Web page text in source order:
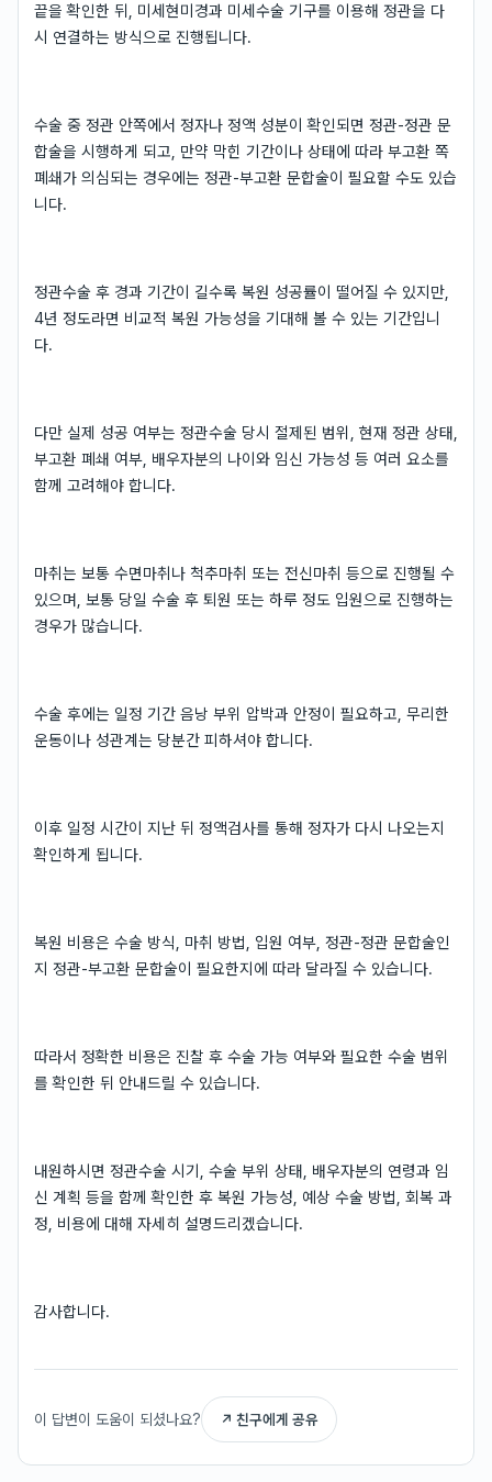
끝을 확인한 뒤, 미세현미경과 미세수술 기구를 이용해 정관을 다
시 연결하는 방식으로 진행됩니다.
수술 중 정관 안쪽에서 정자나 정액 성분이 확인되면 정관-정관 문
합술을 시행하게 되고, 만약 막힌 기간이나 상태에 따라 부고환 쪽
폐쇄가 의심되는 경우에는 정관-부고환 문합술이 필요할 수도 있습
니다.
정관수술 후 경과 기간이 길수록 복원 성공률이 떨어질 수 있지만,
4년 정도라면 비교적 복원 가능성을 기대해 볼 수 있는 기간입니
다.
다만 실제 성공 여부는 정관수술 당시 절제된 범위, 현재 정관 상태,
부고환 폐쇄 여부, 배우자분의 나이와 임신 가능성 등 여러 요소를
함께 고려해야 합니다.
마취는 보통 수면마취나 척추마취 또는 전신마취 등으로 진행될 수
있으며, 보통 당일 수술 후 퇴원 또는 하루 정도 입원으로 진행하는
경우가 많습니다.
수술 후에는 일정 기간 음낭 부위 압박과 안정이 필요하고, 무리한
운동이나 성관계는 당분간 피하셔야 합니다.
이후 일정 시간이 지난 뒤 정액검사를 통해 정자가 다시 나오는지
확인하게 됩니다.
복원 비용은 수술 방식, 마취 방법, 입원 여부, 정관-정관 문합술인
지 정관-부고환 문합술이 필요한지에 따라 달라질 수 있습니다.
따라서 정확한 비용은 진찰 후 수술 가능 여부와 필요한 수술 범위
를 확인한 뒤 안내드릴 수 있습니다.
내원하시면 정관수술 시기, 수술 부위 상태, 배우자분의 연령과 임
신 계획 등을 함께 확인한 후 복원 가능성, 예상 수술 방법, 회복 과
정, 비용에 대해 자세히 설명드리겠습니다.
감사합니다.
이 답변이 도움이 되셨나요? ↗ 친구에게 공유